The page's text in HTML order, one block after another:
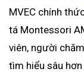
MVEC chính
tá Montessori
viên, người
tìm hiểu sâu